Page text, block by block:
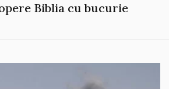
Biblia cu bucurie